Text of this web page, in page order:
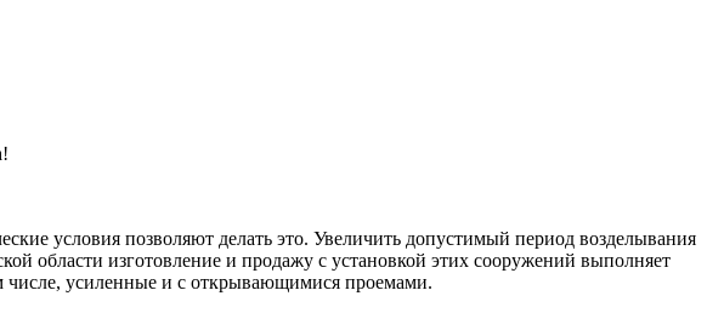
условия позволяют делать это. Увеличить допустимый период возделывания
области изготовление и продажу с установкой этих сооружений выполняет
числе, усиленные и с открывающимися проемами.